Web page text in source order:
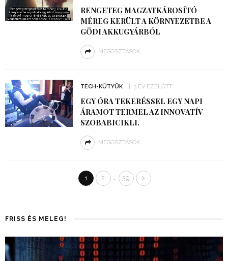
RENGETEG MAGZATKÁROSÍTÓ
MÉREG KERÜLT A KÖRNYEZETBE A
GÖDI AKKUGYÁRBÓL
MEGOSZTÁSOK
TECH-KÜTYÜK 3 ÉV EZELŐTT
EGY ÓRA TEKERÉSSEL EGY NAPI
ÁRAMOT TERMEL AZ INNOVATÍV
SZOBABICIKLI.
MEGOSZTÁSOK
1 2 … 39
FRISS ÉS MELEG!